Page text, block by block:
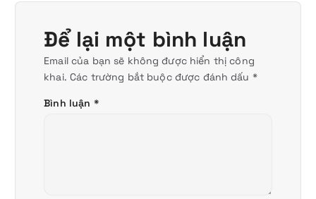
Để lại một bình luận
Email của bạn sẽ không được hiển thị công
khai. Các trường bắt buộc được đánh dấu *
Bình luận *